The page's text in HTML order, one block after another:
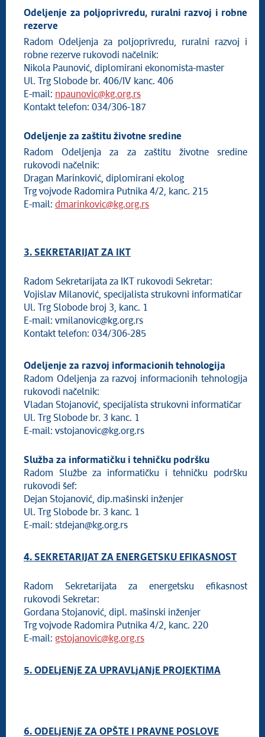
Odeljenje za poljoprivredu, ruralni razvoj i robne
rezerve
Radom Odeljenja za poljoprivredu, ruralni razvoj i
robne rezerve rukovodi načelnik:
Nikola Paunović, diplomirani ekonomista-master
Ul. Trg Slobode br. 406/IV kanc. 406
E-mail: npaunovic@kg.org.rs
Kontakt telefon: 034/306-187
Odeljenje za zaštitu životne sredine
Radom Odeljenja za za zaštitu životne sredine
rukovodi načelnik:
Dragan Marinković, diplomirani ekolog
Trg vojvode Radomira Putnika 4/2, kanc. 215
E-mail: dmarinkovic@kg.org.rs
3. SEKRETARIJAT ZA IKT
Radom Sekretarijata za IKT rukovodi Sekretar:
Vojislav Milanović, specijalista strukovni informatičar
Ul. Trg Slobode broj 3, kanc. 1
E-mail: vmilanovic@kg.org.rs
Kontakt telefon: 034/306-285
Odeljenje za razvoj informacionih tehnologija
Radom Odeljenja za razvoj informacionih tehnologija
rukovodi načelnik:
Vladan Stojanović, specijalista strukovni informatičar
Ul. Trg Slobode br. 3 kanc. 1
E-mail: vstojanovic@kg.org.rs
Služba za informatičku i tehničku podršku
Radom Službe za informatičku i tehničku podršku
rukovodi šef:
Dejan Stojanović, dip.mašinski inženjer
Ul. Trg Slobode br. 3 kanc. 1
E-mail: stdejan@kg.org.rs
4. SEKRETARIJAT ZA ENERGETSKU EFIKASNOST
Radom Sekretarijata za energetsku efikasnost
rukovodi Sekretar:
Gordana Stojanović, dipl. mašinski inženjer
Trg vojvode Radomira Putnika 4/2, kanc. 220
E-mail: gstojanovic@kg.org.rs
5. ODELjENjE ZA UPRAVLjANjE PROJEKTIMA
6. ODELjENjE ZA OPŠTE I PRAVNE POSLOVE